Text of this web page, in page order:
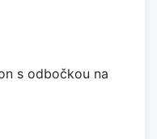
s odbočkou na